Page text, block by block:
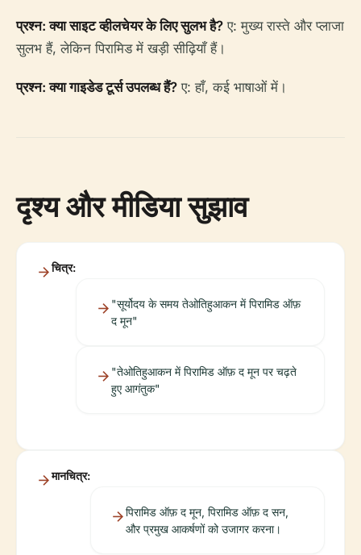
प्रश्न: क्या साइट व्हीलचेयर के लिए सुलभ है? ए: मुख्य रास्ते और प्लाजा
सुलभ हैं, लेकिन पिरामिड में खड़ी सीढ़ियाँ हैं।
प्रश्न: क्या गाइडेड टूर्स उपलब्ध हैं? ए: हाँ, कई भाषाओं में।
दृश्य और मीडिया सुझाव
चित्र:
"सूर्योदय के समय तेओतिहुआकन में पिरामिड ऑफ़
द मून"
"तेओतिहुआकन में पिरामिड ऑफ़ द मून पर चढ़ते
हुए आगंतुक"
मानचित्र:
पिरामिड ऑफ़ द मून, पिरामिड ऑफ़ द सन,
और प्रमुख आकर्षणों को उजागर करना।